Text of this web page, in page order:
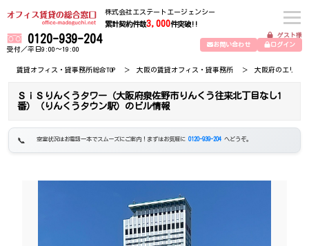
株式会社エステートエージェンシー
累計契約件数3,000件突破!!
0120-939-204
受付／平日9:00～19:00
ゲスト様
お問い合わせ
ログイン
賃貸オフィス・貸事務所総合TOP 大阪の賃貸オフィス・貸事務所 大阪府のエリア
ＳｉＳりんくうタワー（大阪府泉佐野市りんくう往来北丁目なし1
番）（りんくうタウン駅）のビル情報
空室状況はお電話一本でスムーズにご案内！まずはお気軽に 0120-939-204 へどうぞ。